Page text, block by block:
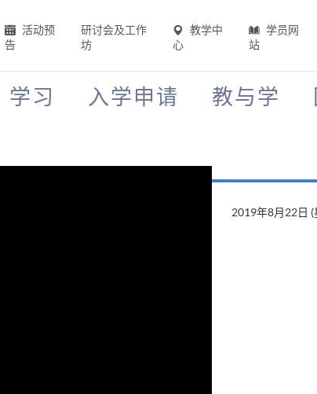
活动预
告
研讨会及工作
坊
教学中
心
学员网
站
学习 入学申请 教与学
2019年8月22日 (